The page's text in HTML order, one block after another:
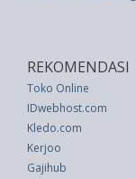
REKOMENDASI
Toko Online
IDwebhost.com
Kledo.com
Kerjoo
Gajihub